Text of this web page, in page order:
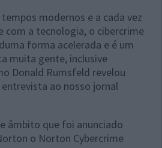
modernos e a cada vez
com a tecnologia, o cibercrime
forma acelerada e é um
muita gente, inclusive
Donald Rumsfeld revelou
ao nosso jornal
âmbito que foi anunciado
o Norton Cybercrime